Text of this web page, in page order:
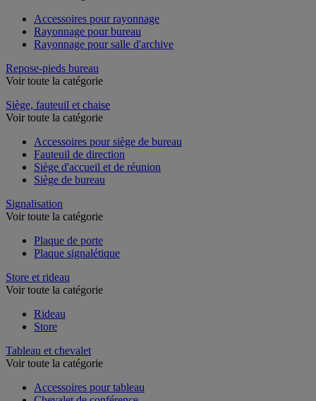
Accessoires pour rayonnage
Rayonnage pour bureau
Repose-pieds bureau
Siège, fauteuil et chaise
Accessoires pour siège de bureau
Fauteuil de direction
Siège d'accueil et de réunion
Signalisation
Plaque de porte
Store et rideau
Rideau
Tableau et chevalet
Accessoires pour tableau